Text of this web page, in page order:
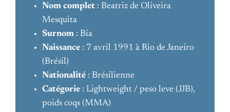
Nom complet : Beatriz de Oliveira
Mesquita
Surnom : Bia
Naissance : 7 avril 1991 à Rio de Janeiro
(Brésil)
Nationalité : Brésilienne
Catégorie : Lightweight / peso leve (JJB),
poids coqs (MMA)